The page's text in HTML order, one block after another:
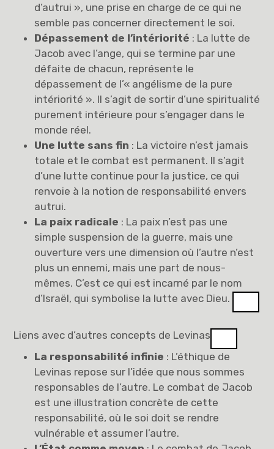
d’autrui », une prise en charge de ce qui ne
semble pas concerner directement le soi.
Dépassement de l’intériorité : La lutte de
Jacob avec l’ange, qui se termine par une
défaite de chacun, représente le
dépassement de l’« angélisme de la pure
intériorité ». Il s’agit de sortir d’une spiritualité
purement intérieure pour s’engager dans le
monde réel.
Une lutte sans fin : La victoire n’est jamais
totale et le combat est permanent. Il s’agit
d’une lutte continue pour la justice, ce qui
renvoie à la notion de responsabilité envers
autrui.
La paix radicale : La paix n’est pas une
simple suspension de la guerre, mais une
ouverture vers une dimension où l’autre n’est
plus un ennemi, mais une part de nous-
mêmes. C’est ce qui est incarné par le nom
d’Israël, qui symbolise la lutte avec Dieu.
Liens avec d’autres concepts de Levinas
La responsabilité infinie : L’éthique de
Levinas repose sur l’idée que nous sommes
responsables de l’autre. Le combat de Jacob
est une illustration concrète de cette
responsabilité, où le soi doit se rendre
vulnérable et assumer l’autre.